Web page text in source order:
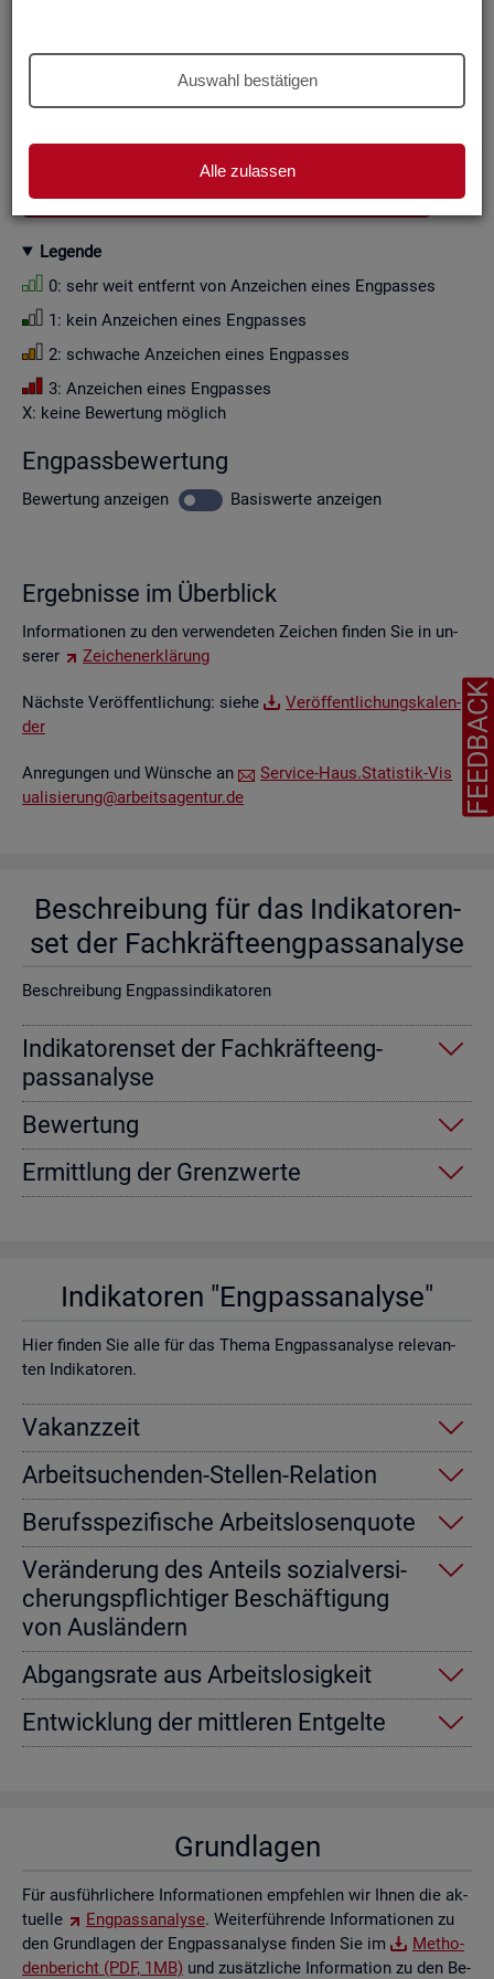
Auswahl bestätigen
Alle zulassen
Zah­len­wer­te i. d. R. auf Viel­fa­che von Zehn ge­run­det (siehe
die Fil­ter­mög­lich­kei­ten und die an­ge­zeig­ten Daten.
GESAMTDOWNLOAD ENGPASSANALYSE ALS CSV
Le­gen­de
0: sehr weit ent­fernt von An­zei­chen eines Eng­pas­ses
1: kein An­zei­chen eines Eng­pas­ses
2: schwa­che An­zei­chen eines Eng­pas­ses
3: An­zei­chen eines Eng­pas­ses
X: keine Be­wer­tung mög­lich
Eng­pass­be­wer­tung
Be­wer­tung an­zei­gen Ba­sis­wer­te an­zei­gen
Er­geb­nis­se im Über­blick
In­for­ma­tio­nen zu den ver­wen­de­ten Zei­chen fin­den Sie in un­
se­rer
Zei­chen­er­klä­rung
Nächs­te Ver­öf­fent­li­chung: siehe
Ver­öf­fent­li­chungs­ka­len­
der
An­re­gun­gen und Wün­sche an
Ser­vice-Haus.​Statistik-​Vis​
uali​sier​ung@​arb​eits​agen​tur.​de
Be­schrei­bung für das In­di­ka­to­ren­
set der Fach­kräf­te­eng­pass­ana­ly­se
Be­schrei­bung Eng­pas­sin­di­ka­to­ren
In­di­ka­to­ren­set der Fach­kräf­te­eng­
pass­ana­ly­se
Be­wer­tung
Er­mitt­lung der Grenz­wer­te
In­di­ka­to­ren "Eng­pass­ana­ly­se"
Hier fin­den Sie alle für das Thema Eng­pass­ana­ly­se re­le­van­
ten In­di­ka­to­ren.
Va­kanz­zeit
Ar­beit­su­chen­den-Stel­len-Re­la­ti­on
Be­rufs­spe­zi­fi­sche Ar­beits­lo­sen­quo­te
Ver­än­de­rung des An­teils so­zi­al­ver­si­
che­rungs­pflich­ti­ger Be­schäf­ti­gung
von Aus­län­dern
Ab­gangs­ra­te aus Ar­beits­lo­sig­keit
Ent­wick­lung der mitt­le­ren Ent­gel­te
Grund­la­gen
Für aus­führ­li­che­re In­for­ma­tio­nen emp­feh­len wir Ihnen die ak­
tu­el­le
Eng­pass­ana­ly­se. Wei­ter­füh­ren­de In­for­ma­tio­nen zu
den Grund­la­gen der Eng­pass­ana­ly­se fin­den Sie im
Me­tho­
den­be­richt (PDF, 1MB) und zu­sätz­li­che In­for­ma­ti­on zu den Be­
FEEDBACK